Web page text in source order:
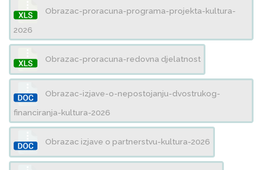
Obrazac-proracuna-programa-projekta-kultura-
2026
Obrazac-proracuna-redovna djelatnost
Obrazac-izjave-o-nepostojanju-dvostrukog-
financiranja-kultura-2026
Obrazac izjave o partnerstvu-kultura-2026